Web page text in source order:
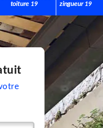
toiture 19
zingueur 19